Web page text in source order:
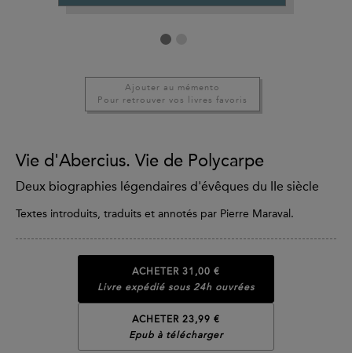
Ajouter au mémento
Pour retrouver vos livres favoris
Vie d'Abercius. Vie de Polycarpe
Deux biographies légendaires d'évêques du IIe siècle
Textes introduits, traduits et annotés par Pierre Maraval.
ACHETER 31,00 €
Livre expédié sous 24h ouvrées
ACHETER 23,99 €
Epub à télécharger